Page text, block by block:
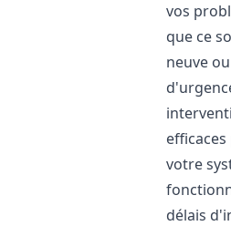
vos
que ce
neuve
votre
délais